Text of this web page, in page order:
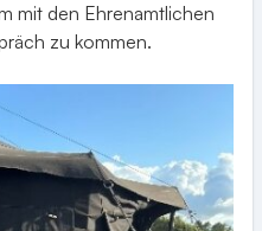
mit den Ehrenamtlichen
zu kommen.